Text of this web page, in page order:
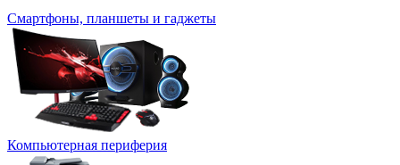
Смартфоны, планшеты и гаджеты
Компьютерная периферия